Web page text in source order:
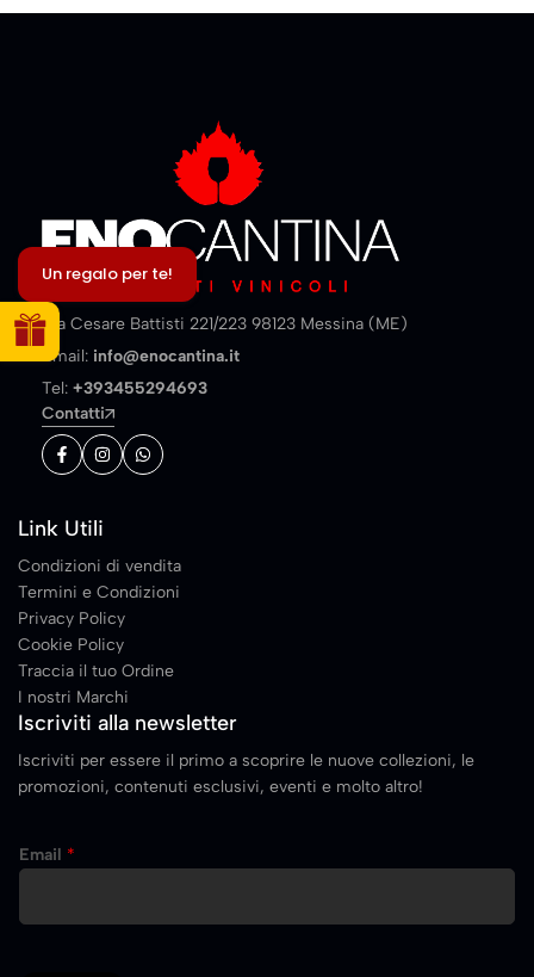
Via Cesare Battisti 221/223 98123 Messina (ME)
Email: info@enocantina.it
Tel: +393455294693
Contatti
Link Utili
Condizioni di vendita
Termini e Condizioni
Privacy Policy
Cookie Policy
Traccia il tuo Ordine
I nostri Marchi
Iscriviti alla newsletter
Iscriviti per essere il primo a scoprire le nuove collezioni, le
promozioni, contenuti esclusivi, eventi e molto altro!
m
i
Email *
Un regalo per te!